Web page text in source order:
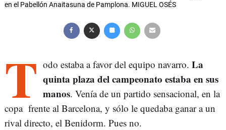
en el Pabellón Anaitasuna de Pamplona. MIGUEL OSÉS
T odo estaba a favor del equipo navarro. La
quinta plaza del campeonato estaba en sus
manos. Venía de un partido sensacional, en la
copa frente al Barcelona, y sólo le quedaba ganar a un
rival directo, el Benidorm. Pues no.